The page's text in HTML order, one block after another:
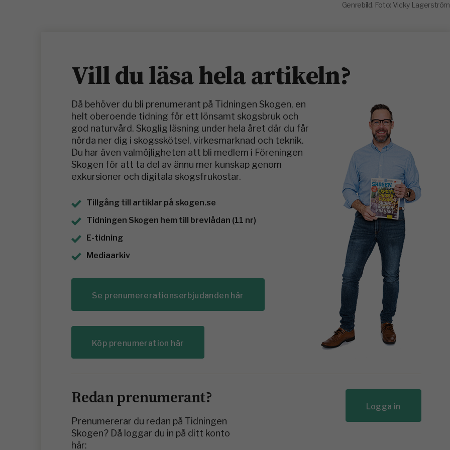
Genrebild. Foto: Vicky
Vill du läsa hela artikeln?
Då behöver du bli prenumerant på Tidningen Skogen, en
helt oberoende tidning för ett lönsamt skogsbruk och
god naturvård. Skoglig läsning under hela året där du får
nörda ner dig i skogsskötsel, virkesmarknad och teknik.
Du har även valmöjligheten att bli medlem i Föreningen
Skogen för att ta del av ännu mer kunskap genom
exkursioner och digitala skogsfrukostar.
Tillgång till artiklar på skogen.se
Tidningen Skogen hem till brevlådan (11 nr)
E-tidning
Mediaarkiv
Se prenumererationserbjudanden här
Köp prenumeration här
Redan prenumerant?
Prenumererar du redan på Tidningen
Skogen? Då loggar du in på ditt konto
här:
Logga in